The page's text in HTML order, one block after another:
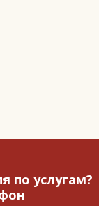
по услугам?